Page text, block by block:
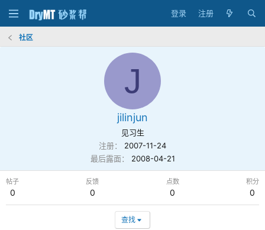
登录 注册
社区
J
jilinjun
见习生
注册
2007-11-24
最后露面
2008-04-21
帖子
0
反馈
0
点数
0
积分
0
查找